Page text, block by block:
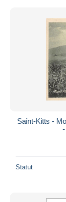
Saint-Kitts -
Statut